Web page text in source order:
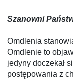
Szanowni
Omdlenia
Omdlenie to
jedyny doczekał
postępowania z